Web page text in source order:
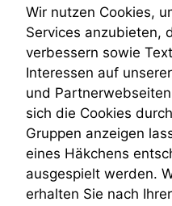
Teilungsklage
Venezuela
VRK
Zivilprozessordnung
ZPO
Zustellfiktion
Zuständigkeit
Öffentliches Personalrecht
Öffentlichkeitsprinzip
Wir nutzen Cookies,
Services anzubieten,
verbessern sowie
Interessen auf
und
sich die Cookies
Gruppen anzeigen
eines Häkchens
ausgespielt werden.
erhalten Sie nach